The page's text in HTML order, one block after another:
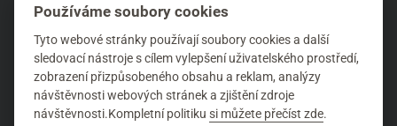
Doplňky stravy Dr. Bronner Eliah Sahil
Esenciální oleje Evolve Faran Five Fives Hubnutí
Hydratace pleti Hydratace těla Konopí Léto
Lymfatický systém Mádara Martina Gebhardt
Používáme soubory cookies
Tyto webové stránky používají soubory cookies a další
sledovací nástroje s cílem vylepšení uživatelského prostředí,
zobrazení přizpůsobeného obsahu a reklam, analýzy
návštěvnosti webových stránek a zjištění zdroje
návštěvnosti.Kompletní politikusi můžete přečíst zde.